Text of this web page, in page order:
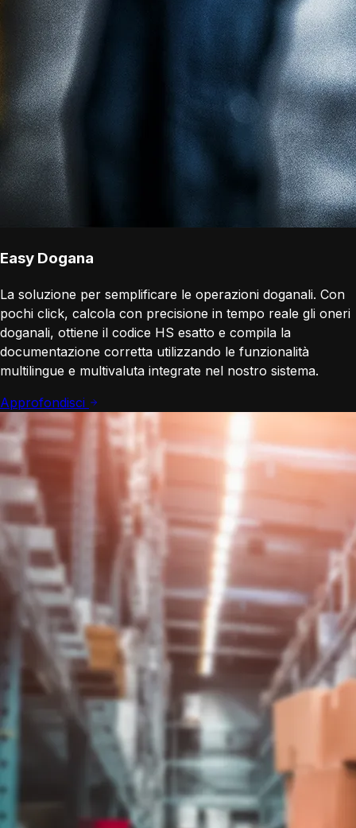
Easy Dogana
La soluzione per semplificare le operazioni doganali. Con
pochi click, calcola con precisione in tempo reale gli oneri
doganali, ottiene il codice HS esatto e compila la
documentazione corretta utilizzando le funzionalità
multilingue e multivaluta integrate nel nostro sistema.
Approfondisci